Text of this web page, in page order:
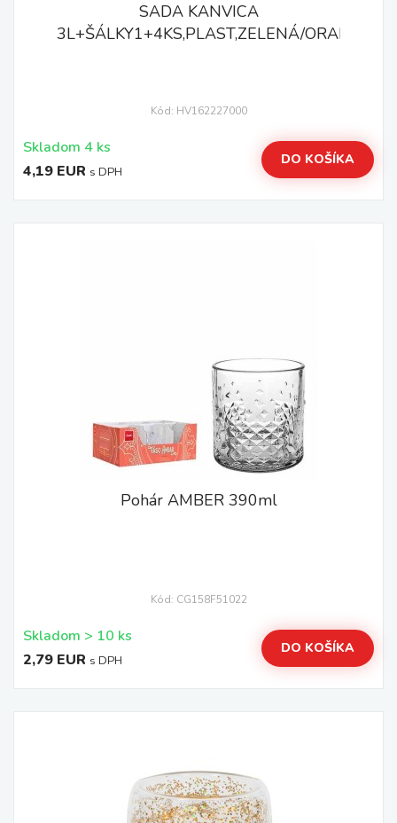
SADA KANVICA
3L+ŠÁLKY1+4KS,PLAST,ZELENÁ/ORANŽOVÁ
Kód: HV162227000
Skladom 4 ks
4,19 EUR s DPH
DO KOŠÍKA
Pohár AMBER 390ml
Kód: CG158F51022
Skladom > 10 ks
2,79 EUR s DPH
DO KOŠÍKA